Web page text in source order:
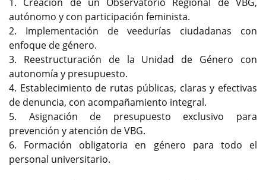
autónomo y con participación feminista.
2. Implementación de veedurías ciudadanas con
enfoque de género.
3. Reestructuración de la Unidad de Género con
autonomía y presupuesto.
4. Establecimiento de rutas públicas, claras y efectivas
de denuncia, con acompañamiento integral.
5. Asignación de presupuesto exclusivo para
prevención y atención de VBG.
6. Formación obligatoria en género para todo el
personal universitario.